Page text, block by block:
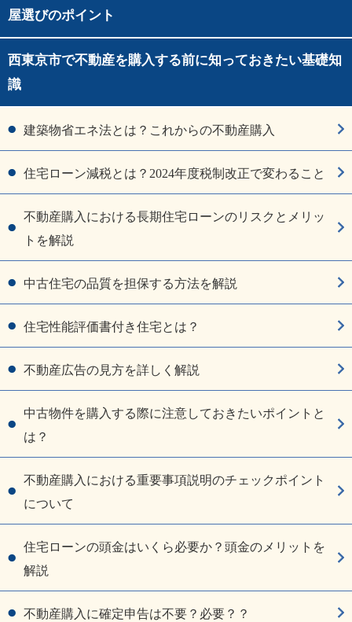
屋選びのポイント
西東京市で不動産を購入する前に知っておきたい基礎知
識
建築物省エネ法とは？これからの不動産購入
住宅ローン減税とは？2024年度税制改正で変わること
不動産購入における長期住宅ローンのリスクとメリッ
トを解説
中古住宅の品質を担保する方法を解説
住宅性能評価書付き住宅とは？
不動産広告の見方を詳しく解説
中古物件を購入する際に注意しておきたいポイントと
は？
不動産購入における重要事項説明のチェックポイント
について
住宅ローンの頭金はいくら必要か？頭金のメリットを
解説
不動産購入に確定申告は不要？必要？？